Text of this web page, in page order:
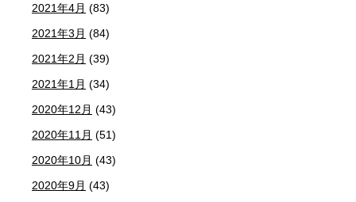
2021年4月 (83)
2021年3月 (84)
2021年2月 (39)
2021年1月 (34)
2020年12月 (43)
2020年11月 (51)
2020年10月 (43)
2020年9月 (43)